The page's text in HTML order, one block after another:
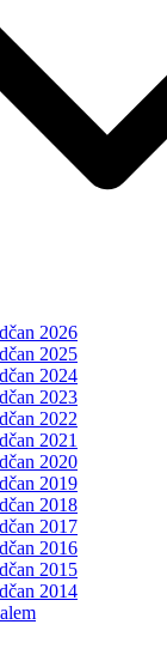
2026
2025
2024
2023
2022
2021
2020
2019
2018
2017
2016
2015
2014